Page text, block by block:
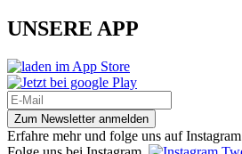
UNSERE APP
Zum Newsletter anmelden
Erfahre mehr und folge uns auf Instagram